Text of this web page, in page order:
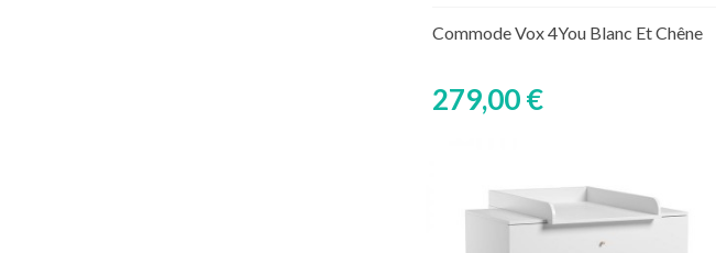
Commode Vox 4You Blanc Et Chêne
279,00 €